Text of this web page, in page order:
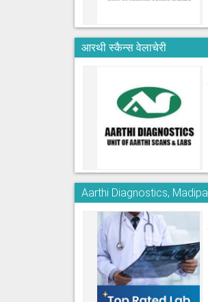
आरथी स्कैन्स वेलाचेरी
Aarthi Diagnostics,